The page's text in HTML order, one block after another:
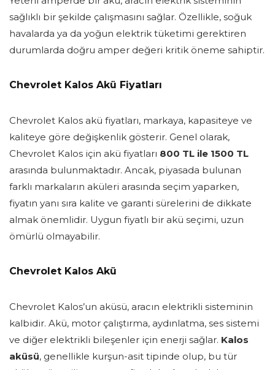
sağlıklı bir şekilde çalışmasını sağlar. Özellikle, soğuk
havalarda ya da yoğun elektrik tüketimi gerektiren
durumlarda doğru amper değeri kritik öneme sahiptir.
Chevrolet Kalos Akü Fiyatları
Chevrolet Kalos akü fiyatları, markaya, kapasiteye ve
kaliteye göre değişkenlik gösterir. Genel olarak,
Chevrolet Kalos için akü fiyatları 800 TL ile 1500 TL
arasında bulunmaktadır. Ancak, piyasada bulunan
farklı markaların aküleri arasında seçim yaparken,
fiyatın yanı sıra kalite ve garanti sürelerini de dikkate
almak önemlidir. Uygun fiyatlı bir akü seçimi, uzun
ömürlü olmayabilir.
Chevrolet Kalos Akü
Chevrolet Kalos’un aküsü, aracın elektrikli sisteminin
kalbidir. Akü, motor çalıştırma, aydınlatma, ses sistemi
ve diğer elektrikli bileşenler için enerji sağlar. Kalos
aküsü, genellikle kurşun-asit tipinde olup, bu tür